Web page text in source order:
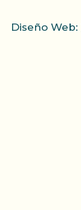
Diseño Web: